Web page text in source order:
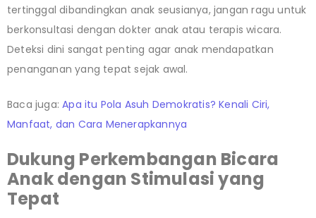
tertinggal dibandingkan anak seusianya, jangan ragu untuk
berkonsultasi dengan dokter anak atau terapis wicara.
Deteksi dini sangat penting agar anak mendapatkan
penanganan yang tepat sejak awal.
Baca juga:Apa itu Pola Asuh Demokratis? Kenali Ciri,
Manfaat, dan Cara Menerapkannya
Dukung Perkembangan Bicara
Anak dengan Stimulasi yang
Tepat